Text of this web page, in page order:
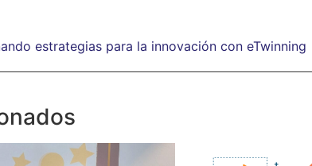
estrategias para la innovación con eTwinning